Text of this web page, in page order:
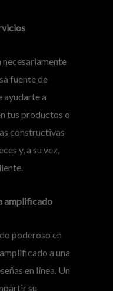
necesariamente
fuente de
ayudarte a
tus productos o
constructivas
y, a su vez,
amplificado
poderoso en
a una
en línea. Un
su